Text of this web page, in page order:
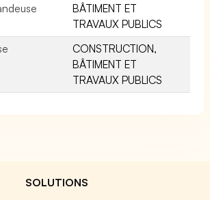
BÂTIMENT ET
TRAVAUX PUBLICS
CONSTRUCTION,
BÂTIMENT ET
TRAVAUX PUBLICS
SOLUTIONS